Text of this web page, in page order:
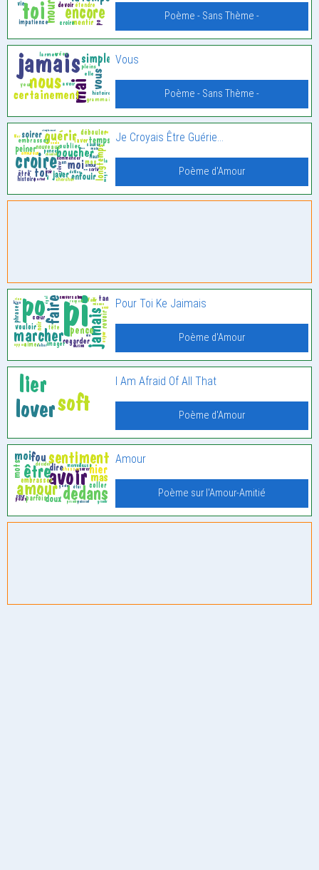
Poème - Sans Thème -
Vous
Poème - Sans Thème -
Je Croyais Être Guérie…
Poème d'Amour
Pour Toi Ke Jaimais
Poème d'Amour
I Am Afraid Of All That
Poème d'Amour
Amour
Poème sur l'Amour-Amitié